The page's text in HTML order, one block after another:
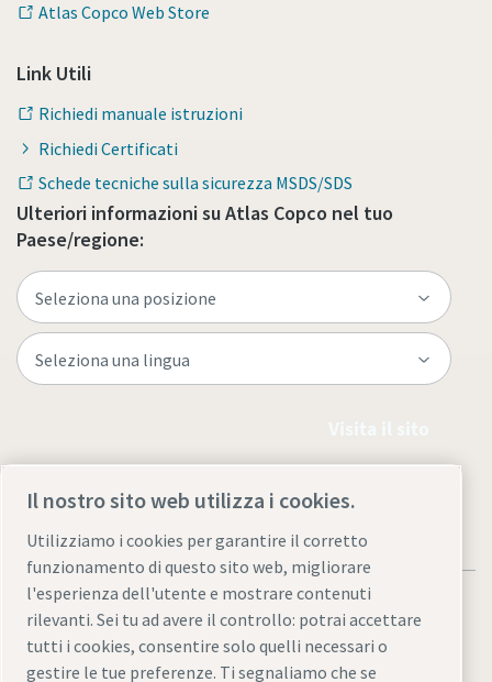
Atlas Copco Web Store
Link Utili
Richiedi manuale istruzioni
Richiedi Certificati
Schede tecniche sulla sicurezza MSDS/SDS
Ulteriori informazioni su Atlas Copco nel tuo
Paese/regione:
Il nostro sito web utilizza i cookies.
Utilizziamo i cookies per garantire il corretto
funzionamento di questo sito web, migliorare
l'esperienza dell'utente e mostrare contenuti
rilevanti. Sei tu ad avere il controllo: potrai accettare
tutti i cookies, consentire solo quelli necessari o
gestire le tue preferenze. Ti segnaliamo che se